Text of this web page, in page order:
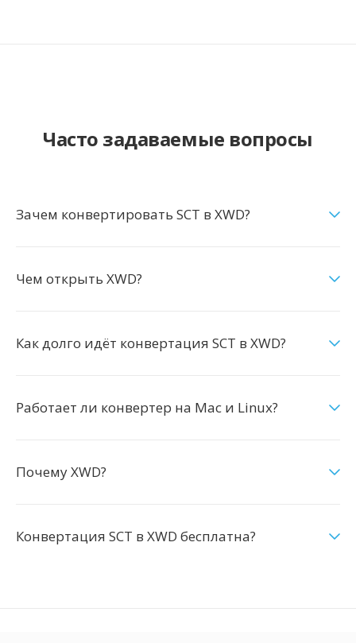
Часто задаваемые вопросы
Зачем конвертировать SCT в XWD?
Чем открыть XWD?
Как долго идёт конвертация SCT в XWD?
Работает ли конвертер на Mac и Linux?
Почему XWD?
Конвертация SCT в XWD бесплатна?